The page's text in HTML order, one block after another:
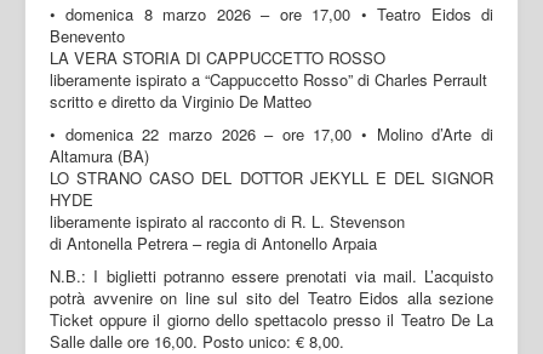
• domenica 8 marzo 2026 – ore 17,00 • Teatro Eidos di
Benevento
LA VERA STORIA DI CAPPUCCETTO ROSSO
liberamente ispirato a “Cappuccetto Rosso” di Charles Perrault
scritto e diretto da Virginio De Matteo
• domenica 22 marzo 2026 – ore 17,00 • Molino d’Arte di
Altamura (BA)
LO STRANO CASO DEL DOTTOR JEKYLL E DEL SIGNOR
HYDE
liberamente ispirato al racconto di R. L. Stevenson
di Antonella Petrera – regia di Antonello Arpaia
N.B.: I biglietti potranno essere prenotati via mail. L’acquisto
potrà avvenire on line sul sito del Teatro Eidos alla sezione
Ticket oppure il giorno dello spettacolo presso il Teatro De La
Salle dalle ore 16,00. Posto unico: € 8,00.